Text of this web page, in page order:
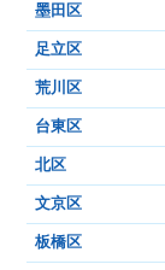
墨田区
足立区
荒川区
台東区
北区
文京区
板橋区